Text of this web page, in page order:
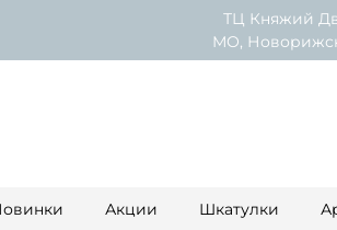
ТЦ Княжий
МО,
Акции Шкатулки